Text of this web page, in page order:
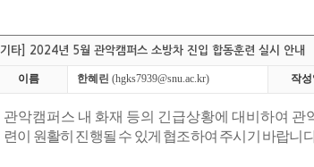
[기타] 2024년 5월 관악캠퍼스 소방차 진입 합동훈련 실시 안내
이름 한혜린 (hgks7939@snu.ac.kr) 작성
관악캠퍼스 내 화재 등의 긴급상황에 대비하여
련이 원활히 진행될 수 있게 협조하여 주시기 바랍니